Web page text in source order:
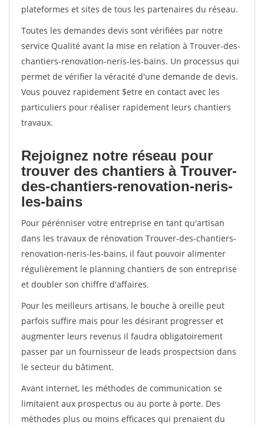
plateformes et sites de tous les partenaires du réseau.
Toutes les demandes devis sont vérifiées par notre
service Qualité avant la mise en relation à Trouver-des-
chantiers-renovation-neris-les-bains. Un processus qui
permet de vérifier la véracité d'une demande de devis.
Vous pouvez rapidement $etre en contact avec les
particuliers pour réaliser rapidement leurs chantiers
travaux.
Rejoignez notre réseau pour
trouver des chantiers à Trouver-
des-chantiers-renovation-neris-
les-bains
Pour pérénniser votre entreprise en tant qu'artisan
dans les travaux de rénovation Trouver-des-chantiers-
renovation-neris-les-bains, il faut pouvoir alimenter
régulièrement le planning chantiers de son entreprise
et doubler son chiffre d'affaires.
Pour les meilleurs artisans, le bouche à oreille peut
parfois suffire mais pour les désirant progresser et
augmenter leurs revenus il faudra obligatoirement
passer par un fournisseur de leads prospectsion dans
le secteur du bâtiment.
Avant internet, les méthodes de communication se
limitaient aux prospectus ou au porte à porte. Des
méthodes plus ou moins efficaces qui prenaient du